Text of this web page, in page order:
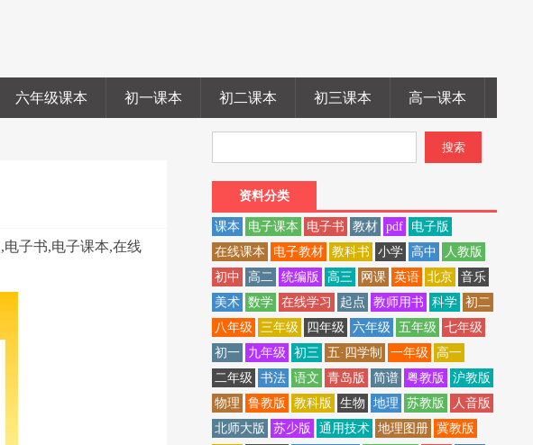
六年级课本 初一课本 初二课本 初三课本 高一课本
电子书,电子课本,在线
资料分类
课本 电子课本 电子书 教材 pdf
电子版
在线课本
电子教材 教科书 小学 高中
人教版
初中
高二 统编版 高三 网课 英语 北京
音乐
美术
数学 在线学习 起点 教师用书 科学
初二
八年级
三年级 四年级 六年级 五年级
七年级
初一
九年级 初三 五·四学制 一年级
高一
二年级
书法 语文 青岛版 简谱 粤教版
沪教版
物理
鲁教版 教科版 生物 地理 苏教版
人音版
北师大版
苏少版 通用技术 地理图册
冀教版